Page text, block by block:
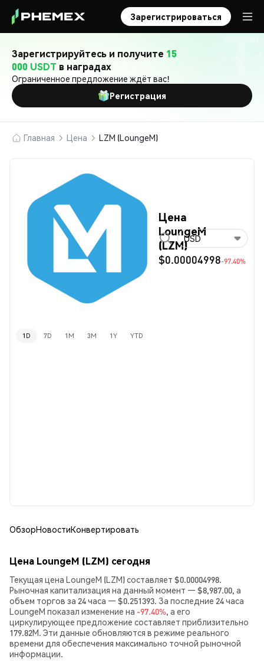
Зарегистрироваться
Зарегистрируйтесь и получите 15
000 USDT в наградах
Ограниченное предложение ждёт вас!
Регистрация
Главная Цена LZM (LoungeM)
Цена
LoungeM
(LZM)
$0.00004998-97.40%
USD
1D 7D 1M 3M 1Y YTD
ОбзорНовостиКонвертировать
Цена LoungeM (LZM) сегодня
Текущая цена LoungeM (LZM) составляет $0.00004998.
Рыночная капитализация на данный момент — $8,987.00, а
объем торгов за 24 часа — $0.251393. За последние 24 часа
LoungeM показал изменение на -97.40%, а его
циркулирующее предложение составляет приблизительно
179.82M. Эти данные обновляются в режиме реального
времени для обеспечения максимально точной рыночной
информации.